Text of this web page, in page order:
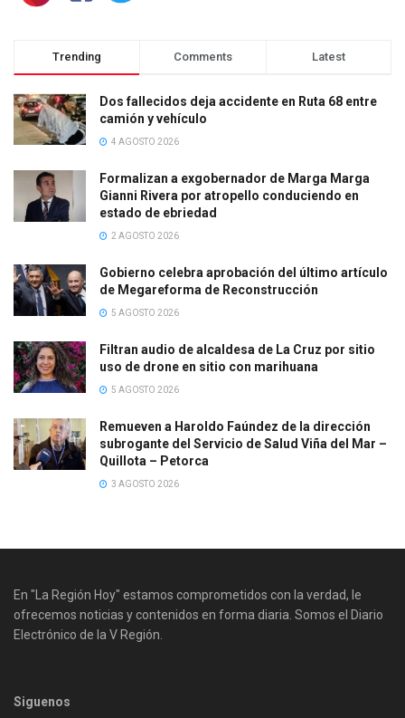
Trending Comments Latest
Dos fallecidos deja accidente en Ruta 68 entre
camión y vehículo
4 AGOSTO 2026
Formalizan a exgobernador de Marga Marga
Gianni Rivera por atropello conduciendo en
estado de ebriedad
2 AGOSTO 2026
Gobierno celebra aprobación del último artículo
de Megareforma de Reconstrucción
5 AGOSTO 2026
Filtran audio de alcaldesa de La Cruz por sitio
uso de drone en sitio con marihuana
5 AGOSTO 2026
Remueven a Haroldo Faúndez de la dirección
subrogante del Servicio de Salud Viña del Mar –
Quillota – Petorca
3 AGOSTO 2026
En "La Región Hoy" estamos comprometidos con la verdad, le
ofrecemos noticias y contenidos en forma diaria. Somos el Diario
Electrónico de la V Región.
Siguenos